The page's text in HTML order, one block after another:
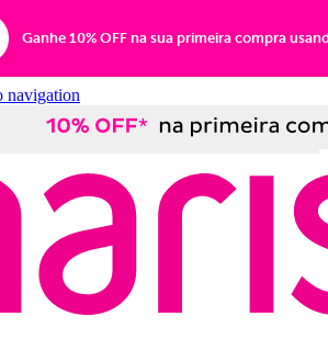
Ganhe 10% OFF na sua primeira compra
navigation